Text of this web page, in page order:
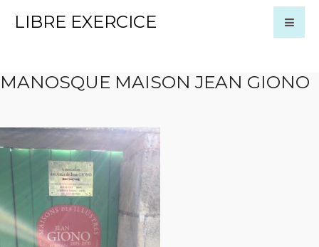
LIBRE EXERCICE
MANOSQUE MAISON JEAN GIONO